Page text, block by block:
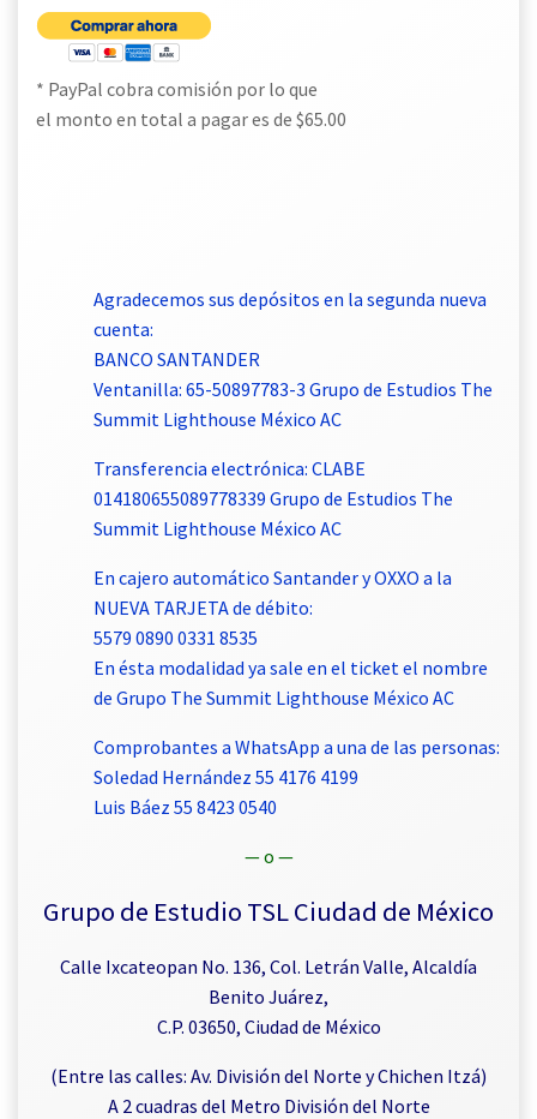
* PayPal cobra comisión por lo que
el monto en total a pagar es de $65.00
Agradecemos sus depósitos en la segunda nueva
cuenta:
BANCO SANTANDER
Ventanilla: 65-50897783-3 Grupo de Estudios The
Summit Lighthouse México AC
Transferencia electrónica: CLABE
014180655089778339 Grupo de Estudios The
Summit Lighthouse México AC
En cajero automático Santander y OXXO a la
NUEVA TARJETA de débito:
5579 0890 0331 8535
En ésta modalidad ya sale en el ticket el nombre
de Grupo The Summit Lighthouse México AC
Comprobantes a WhatsApp a una de las personas:
Soledad Hernández 55 4176 4199
Luis Báez 55 8423 0540
— o —
Grupo de Estudio TSL Ciudad de México
Calle Ixcateopan No. 136, Col. Letrán Valle, Alcaldía
Benito Juárez,
C.P. 03650, Ciudad de México
(Entre las calles: Av. División del Norte y Chichen Itzá)
A 2 cuadras del Metro División del Norte